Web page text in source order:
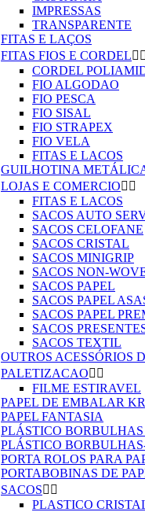
IMPRESSAS
TRANSPARENTE
FITAS E LAÇOS
FITAS FIOS E CORDEL 
CORDEL
FIO ALGODAO
FIO PESCA
FIO SISAL
FIO STRAPEX
FIO VELA
FITAS E LACOS
GUILHOTINA
LOJAS E COMERCIO 
FITAS E LACOS
SACOS AUTO
SACOS CELOFANE
SACOS CRISTAL
SACOS MINIGRIP
SACOS NON-
SACOS PAPEL
SACOS PAPEL
SACOS PAPEL
SACOS
SACOS TEXTIL
OUTROS ACESSÓRIOS
PALETIZACAO 
FILME ESTIRAVEL
PAPEL DE EMBALAR
PAPEL FANTASIA
PLÁSTICO
PLÁSTICO
PORTA ROLOS PARA
PORTABOBINAS DE
SACOS 
PLASTICO